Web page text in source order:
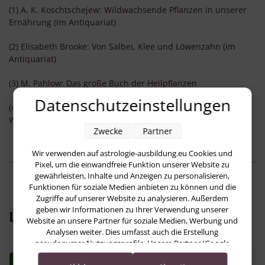
(1) A. K. Koschtschejew: Wildwachsende Pflanzen in unserer
Ernährung (im Antiquariat)
(2) Elisabeth Brooke: Von Salbei, Klee und Löwenzahn (im
Antiquariat)
(3) M. Pahlow: Das große Buch der Heilpflanzen
(4) Brigitte Klemme, Dirk Holtermann: Delikatessen am
Wegesrand (im Antiquariat)
Lesen Sie jetzt:
Datenschutzeinstellungen
Wir verwenden auf astrologie-ausbildung.eu Cookies und
Pixel, um die einwandfreie Funktion unserer Website zu
gewährleisten, Inhalte und Anzeigen zu personalisieren,
Funktionen für soziale Medien anbieten zu können und die
Zugriffe auf unserer Website zu analysieren. Außerdem
geben wir Informationen zu Ihrer Verwendung unserer
Website an unsere Partner für soziale Medien, Werbung und
Analysen weiter. Dies umfasst auch die Erstellung
pseudonymer Nutzungsprofile. Unsere Partner (Google
Advertising Products) führen diese Informationen
Zwecke Partner